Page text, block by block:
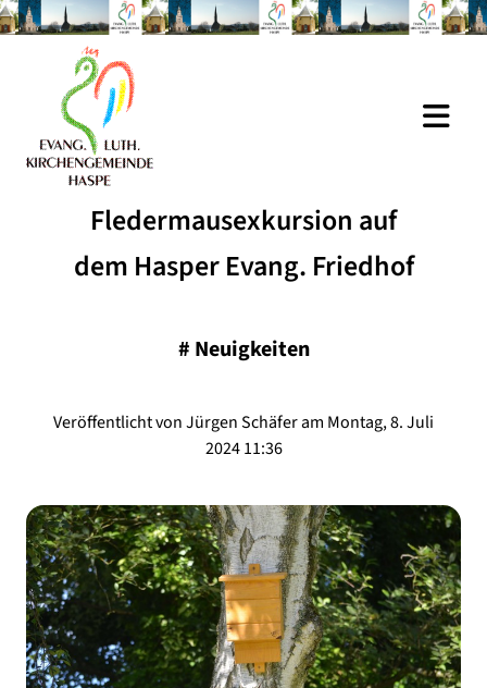
Fledermausexkursion auf
dem Hasper Evang. Friedhof
# Neuigkeiten
Veröffentlicht von Jürgen Schäfer am Montag, 8. Juli
2024 11:36